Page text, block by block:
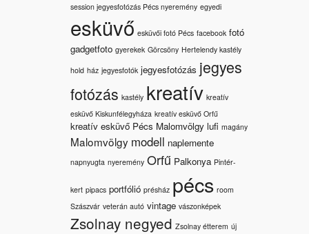
session jegyesfotózás Pécs nyeremény egyedi
esküvő esküvői fotó Pécs facebook fotó
gadgetfoto gyerekek Görcsöny Hertelendy kastély
hold ház jegyesfotók jegyesfotózás jegyes
fotózás kastély kreatív kreatív
esküvő Kiskunfélegyháza kreatív esküvő Orfű
kreatív esküvő Pécs Malomvölgy lufi magány
Malomvölgy modell naplemente
napnyugta nyeremény Orfű Palkonya Pintér-
kert pipacs portfólió présház pécs room
Szászvár veterán autó vintage vászonképek
Zsolnay negyed Zsolnay étterem új